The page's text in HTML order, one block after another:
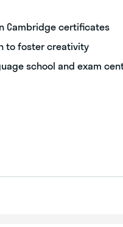
Cambridge certificates
to foster creativity
school and exam